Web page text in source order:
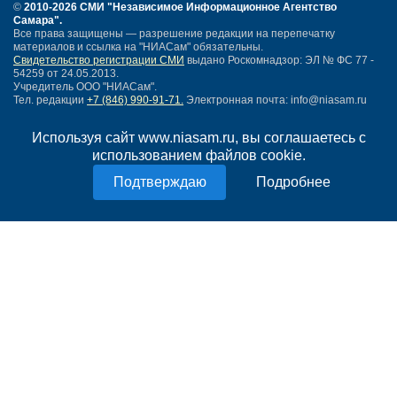
Используя сайт www.niasam.ru, вы соглашаетесь с
использованием файлов cookie.
Подробнее
© 2010-2026 СМИ "Независимое Информационное Агентство
Самара".
Все права защищены — разрешение редакции на перепечатку
материалов и ссылка на "НИАСам" обязательны.
Свидетельство регистрации СМИ выдано Роскомнадзор: ЭЛ № ФС 77 -
54259 от 24.05.2013.
Учредитель ООО "НИАСам".
Тел. редакции +7 (846) 990-91-71. Электронная почта: info@niasam.ru
Карта сайта
Нашли ошибку?
Политика конфиденциальности
Согласие на обработку персональных данных